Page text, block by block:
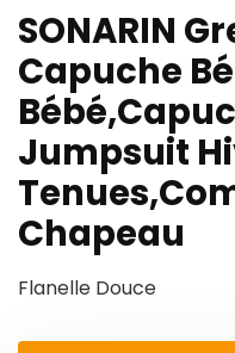
SONARIN
Capuche
Jumpsuit
Chapeau
Flanelle Douce